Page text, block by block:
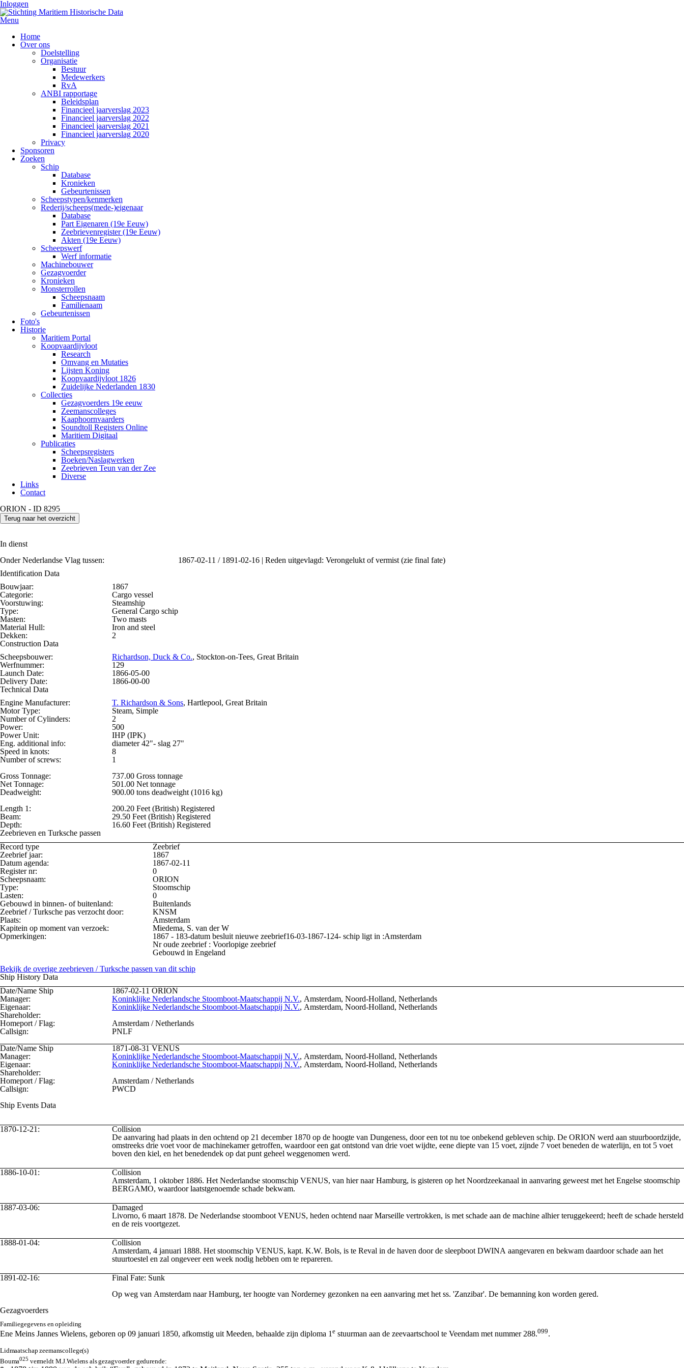
Inloggen
Menu
Home
Over ons
Doelstelling
Organisatie
Bestuur
Medewerkers
RvA
ANBI rapportage
Beleidsplan
Financieel jaarverslag 2023
Financieel jaarverslag 2022
Financieel jaarverslag 2021
Financieel jaarverslag 2020
Privacy
Sponsoren
Zoeken
Schip
Database
Kronieken
Gebeurtenissen
Scheepstypen/kenmerken
Rederij/scheeps(mede-)eigenaar
Database
Part Eigenaren (19e Eeuw)
Zeebrievenregister (19e Eeuw)
Akten (19e Eeuw)
Scheepswerf
Werf informatie
Machinebouwer
Gezagvoerder
Kronieken
Monsterrollen
Scheepsnaam
Familienaam
Gebeurtenissen
Foto's
Historie
Maritiem Portal
Koopvaardijvloot
Research
Omvang en Mutaties
Lijsten Koning
Koopvaardijvloot 1826
Zuidelijke Nederlanden 1830
Collecties
Gezagvoerders 19e eeuw
Zeemanscolleges
Kaaphoornvaarders
Soundtoll Registers Online
Maritiem Digitaal
Publicaties
Scheepsregisters
Boeken/Naslagwerken
Zeebrieven Teun van der Zee
Diverse
Links
Contact
ORION - ID 8295
Terug naar het overzicht
In dienst
Onder Nederlandse Vlag tussen:
1867-02-11 / 1891-02-16 | Reden uitgevlagd: Verongelukt of vermist (zie final fate)
Identification Data
Bouwjaar:
1867
Categorie:
Cargo vessel
Voorstuwing:
Steamship
Type:
General Cargo schip
Masten:
Two masts
Material Hull:
Iron and steel
Dekken:
2
Construction Data
Scheepsbouwer:
Richardson, Duck & Co., Stockton-on-Tees, Great Britain
Werfnummer:
129
Launch Date:
1866-05-00
Delivery Date:
1866-00-00
Technical Data
Engine Manufacturer:
T. Richardson & Sons, Hartlepool, Great Britain
Motor Type:
Steam, Simple
Number of Cylinders:
2
Power:
500
Power Unit:
IHP (IPK)
Eng. additional info:
diameter 42"- slag 27"
Speed in knots:
8
Number of screws:
1
Gross Tonnage:
737.00 Gross tonnage
Net Tonnage:
501.00 Net tonnage
Deadweight:
900.00 tons deadweight (1016 kg)
Length 1:
200.20 Feet (British) Registered
Beam:
29.50 Feet (British) Registered
Depth:
16.60 Feet (British) Registered
Zeebrieven en Turksche passen
Record type
Zeebrief
Zeebrief jaar:
1867
Datum agenda:
1867-02-11
Register nr:
0
Scheepsnaam:
ORION
Type:
Stoomschip
Lasten:
0
Gebouwd in binnen- of buitenland:
Buitenlands
Zeebrief / Turksche pas verzocht door:
KNSM
Plaats:
Amsterdam
Kapitein op moment van verzoek:
Miedema, S. van der W
Opmerkingen:
1867 - 183-datum besluit nieuwe zeebrief16-03-1867-124- schip ligt in :Amsterdam
Nr oude zeebrief : Voorlopige zeebrief
Gebouwd in Engeland
Bekijk de overige zeebrieven / Turksche passen van dit schip
Ship History Data
Date/Name Ship
1867-02-11 ORION
Manager:
Koninklijke Nederlandsche Stoomboot-Maatschappij N.V., Amsterdam, Noord-Holland, Netherlands
Eigenaar:
Koninklijke Nederlandsche Stoomboot-Maatschappij N.V., Amsterdam, Noord-Holland, Netherlands
Shareholder:
Homeport / Flag:
Amsterdam / Netherlands
Callsign:
PNLF
Date/Name Ship
1871-08-31 VENUS
Manager:
Koninklijke Nederlandsche Stoomboot-Maatschappij N.V., Amsterdam, Noord-Holland, Netherlands
Eigenaar:
Koninklijke Nederlandsche Stoomboot-Maatschappij N.V., Amsterdam, Noord-Holland, Netherlands
Shareholder:
Homeport / Flag:
Amsterdam / Netherlands
Callsign:
PWCD
Ship Events Data
1870-12-21:
Collision
De aanvaring had plaats in den ochtend op 21 december 1870 op de hoogte van Dungeness, door een tot nu toe onbekend gebleven schip. De ORION werd aan stuurboordzijde,
omstreeks drie voet voor de machinekamer getroffen, waardoor een gat ontstond van drie voet wijdte, eene diepte van 15 voet, zijnde 7 voet beneden de waterlijn, en tot 5 voet
boven den kiel, en het benedendek op dat punt geheel weggenomen werd.
1886-10-01:
Collision
Amsterdam, 1 oktober 1886. Het Nederlandse stoomschip VENUS, van hier naar Hamburg, is gisteren op het Noordzeekanaal in aanvaring geweest met het Engelse stoomschip
BERGAMO, waardoor laatstgenoemde schade bekwam.
1887-03-06:
Damaged
Livorno, 6 maart 1878. De Nederlandse stoomboot VENUS, heden ochtend naar Marseille vertrokken, is met schade aan de machine alhier teruggekeerd; heeft de schade hersteld
en de reis voortgezet.
1888-01-04:
Collision
Amsterdam, 4 januari 1888. Het stoomschip VENUS, kapt. K.W. Bols, is te Reval in de haven door de sleepboot DWINA aangevaren en bekwam daardoor schade aan het
stuurtoestel en zal ongeveer een week nodig hebben om te repareren.
1891-02-16: Final Fate: Sunk
Op weg van Amsterdam naar Hamburg, ter hoogte van Norderney gezonken na een aanvaring met het ss. 'Zanzibar'. De bemanning kon worden gered.
Gezagvoerders
Familiegegevens en opleiding
Ene Meins Jannes Wielens, geboren op 09 januari 1850, afkomstig uit Meeden, behaalde zijn diploma 1 e stuurman aan de zeevaartschool te Veendam met nummer 288.099.
Lidmaatschap zeemanscollege(s)
Bouma025 vermeldt M.J.Wielens als gezagvoerder gedurende: